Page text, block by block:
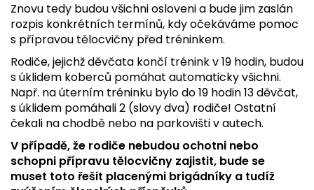
Znovu tedy budou všichni osloveni a bude jim zaslán
rozpis konkrétních termínů, kdy očekáváme pomoc
s přípravou tělocvičny před tréninkem.
Rodiče, jejichž děvčata končí trénink v 19 hodin, budou
s úklidem koberců pomáhat automaticky všichni.
Např. na úterním tréninku bylo do 19 hodin 13 děvčat,
s úklidem pomáhali 2 (slovy dva) rodiče! Ostatní
čekali na chodbě nebo na parkovišti v autech.
V případě, že rodiče nebudou ochotni nebo
schopni přípravu tělocvičny zajistit, bude se
muset toto řešit placenými brigádníky a tudíž